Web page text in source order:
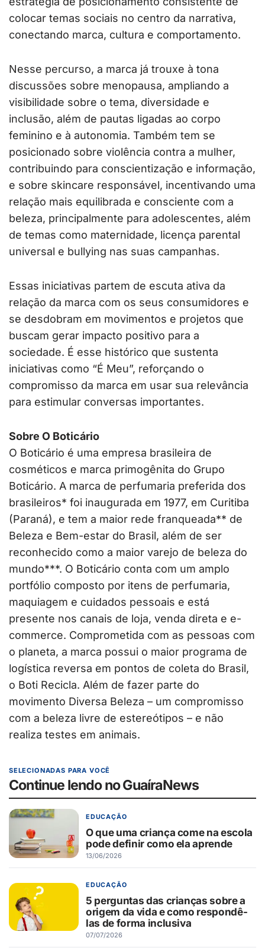
colocar temas sociais no centro da narrativa,
conectando marca, cultura e comportamento.
Nesse percurso, a marca já trouxe à tona
discussões sobre menopausa, ampliando a
visibilidade sobre o tema, diversidade e
inclusão, além de pautas ligadas ao corpo
feminino e à autonomia. Também tem se
posicionado sobre violência contra a mulher,
contribuindo para conscientização e informação,
e sobre skincare responsável, incentivando uma
relação mais equilibrada e consciente com a
beleza, principalmente para adolescentes, além
de temas como maternidade, licença parental
universal e bullying nas suas campanhas.
Essas iniciativas partem de escuta ativa da
relação da marca com os seus consumidores e
se desdobram em movimentos e projetos que
buscam gerar impacto positivo para a
sociedade. É esse histórico que sustenta
iniciativas como “É Meu”, reforçando o
compromisso da marca em usar sua relevância
para estimular conversas importantes.
Sobre O Boticário
O Boticário é uma empresa brasileira de
cosméticos e marca primogênita do Grupo
Boticário. A marca de perfumaria preferida dos
brasileiros* foi inaugurada em 1977, em Curitiba
(Paraná), e tem a maior rede franqueada** de
Beleza e Bem-estar do Brasil, além de ser
reconhecido como a maior varejo de beleza do
mundo***. O Boticário conta com um amplo
portfólio composto por itens de perfumaria,
maquiagem e cuidados pessoais e está
presente nos canais de loja, venda direta e e-
commerce. Comprometida com as pessoas com
o planeta, a marca possui o maior programa de
logística reversa em pontos de coleta do Brasil,
o Boti Recicla. Além de fazer parte do
movimento Diversa Beleza – um compromisso
com a beleza livre de estereótipos – e não
realiza testes em animais.
SELECIONADAS PARA VOCÊ
Continue lendo no GuaíraNews
EDUCAÇÃO
O que uma criança come na escola
pode definir como ela aprende
13/06/2026
EDUCAÇÃO
5 perguntas das crianças sobre a
origem da vida e como respondê-
las de forma inclusiva
07/07/2026